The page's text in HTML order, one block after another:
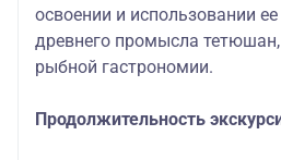
освоении и использовании ее
древнего промысла
рыбной гастрономии.
Продолжительность